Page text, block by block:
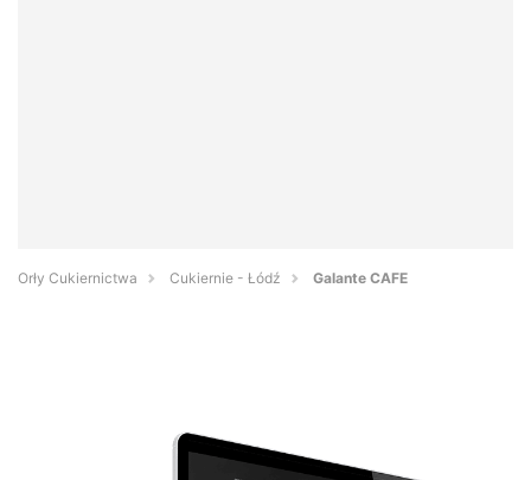
Orły Cukiernictwa Cukiernie - Łódź Galante CAFE